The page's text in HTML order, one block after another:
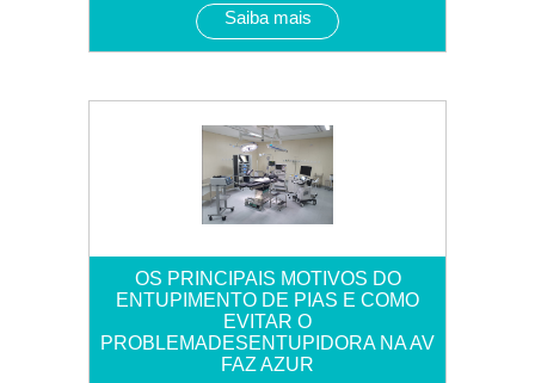
Saiba mais
OS PRINCIPAIS MOTIVOS DO
ENTUPIMENTO DE PIAS E COMO
EVITAR O
PROBLEMADESENTUPIDORA NA AV
FAZ AZUR